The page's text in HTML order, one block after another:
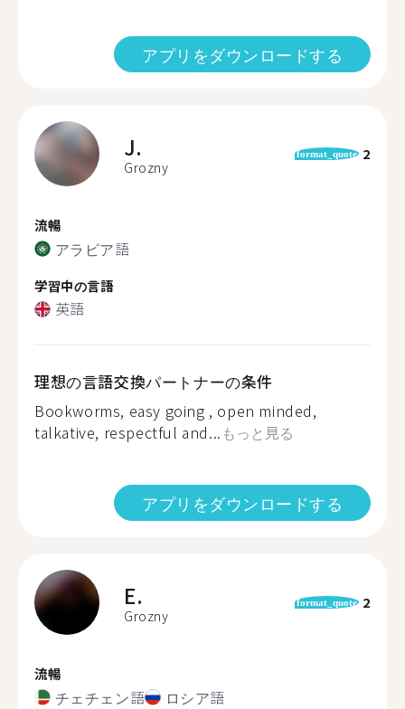
アプリをダウンロードする
J.
Grozny
format_quote 2
流暢
アラビア語
学習中の言語
英語
理想の言語交換パートナーの条件
Bookworms, easy going , open minded,
talkative, respectful and... もっと見る
アプリをダウンロードする
E.
Grozny
format_quote 2
流暢
チェチェン語 ロシア語